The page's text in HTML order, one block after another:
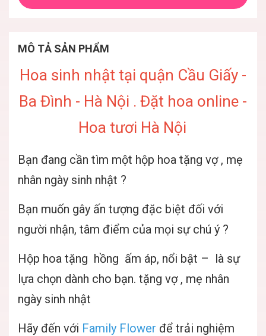
MÔ TẢ SẢN PHẨM
Hoa sinh nhật tại quận Cầu Giấy -
Ba Đình - Hà Nội . Đặt hoa online -
Hoa tươi Hà Nội
Bạn đang cần tìm một hộp hoa tặng vợ , mẹ
nhân ngày sinh nhật ?
Bạn muốn gây ấn tượng đặc biệt đối với
người nhận, tâm điểm của mọi sự chú ý ?
Hộp hoa tặng hồng ấm áp, nổi bật – là sự
lựa chọn dành cho bạn. tặng vợ , mẹ nhân
ngày sinh nhật
Hãy đến với Family Flower để trải nghiệm